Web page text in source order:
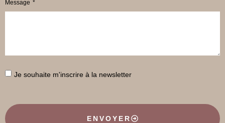
Message
Je souhaite m'inscrire à la newsletter
ENVOYER